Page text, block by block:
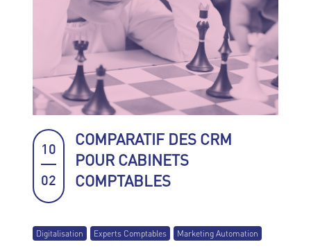
10
02
COMPARATIF DES CRM
POUR CABINETS
COMPTABLES
Digitalisation Experts Comptables Marketing Automation